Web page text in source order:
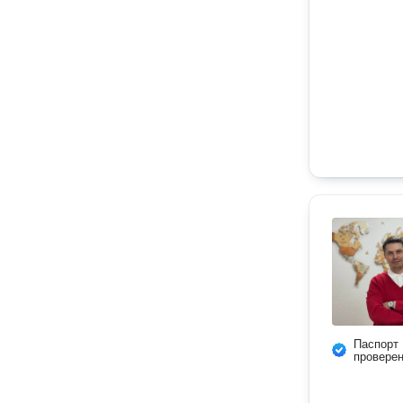
Паспорт
проверен